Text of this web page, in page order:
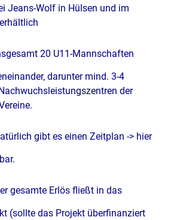
Jeans-Wolf in Hülsen und im
erhältlich
20 U11-Mannschaften
darunter mind. 3-4
der
gibt es einen Zeitplan -> hier
gesamte Erlös fließt in das
(sollte das Projekt überfinanziert